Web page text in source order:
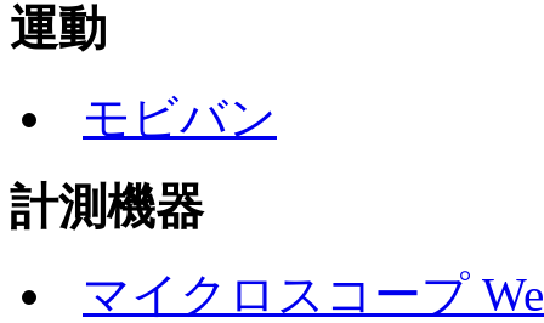
運動
モビバン
計測機器
マイクロスコープ